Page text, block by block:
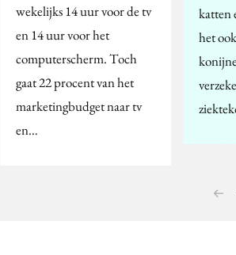
wekelijks 14 uur voor de tv
en 14 uur voor het
computerscherm. Toch
gaat 22 procent van het
marketingbudget naar tv
en…
katten
het